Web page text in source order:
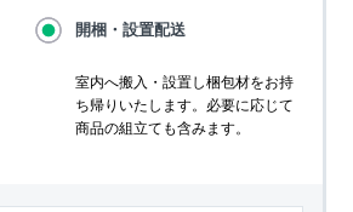
開梱・設置配送
室内へ搬入・設置し梱包材をお持
ち帰りいたします。必要に応じて
商品の組立ても含みます。